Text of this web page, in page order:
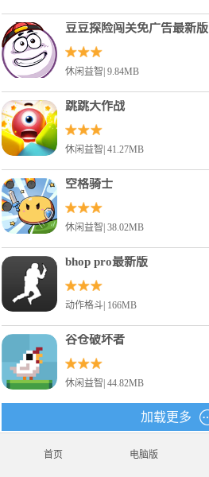
豆豆探险闯关免广告最新版
休闲益智| 9.84MB
跳跳大作战
休闲益智| 41.27MB
空格骑士
休闲益智| 38.02MB
bhop pro最新版
动作格斗| 166MB
谷仓破坏者
休闲益智| 44.82MB
加载更多
首页 电脑版